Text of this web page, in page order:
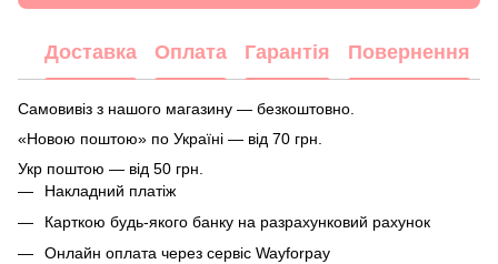
Доставка Оплата Гарантія Повернення
Самовивіз з нашого магазину — безкоштовно.
«Новою поштою» по Україні — від 70 грн.
Укр поштою — від 50 грн.
Накладний платіж
Карткою будь-якого банку на разрахунковий рахунок
Онлайн оплата через сервіс Wayforpay